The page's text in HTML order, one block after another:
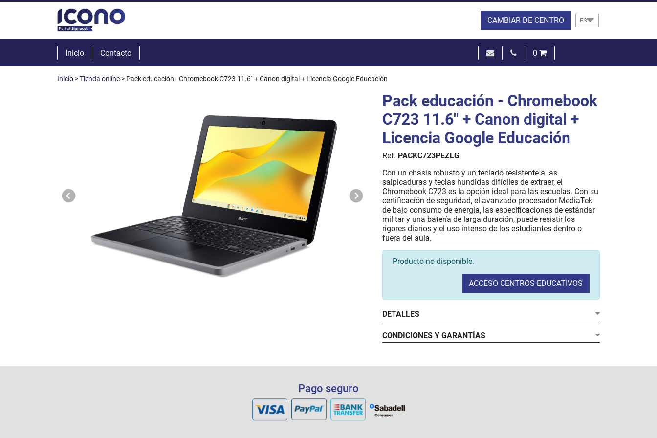
CAMBIAR DE CENTRO ES
Inicio Contacto
0
Inicio >Tienda online > Pack educación - Chromebook C723 11.6` + Canon digital + Licencia Google Educación
Pack educación - Chromebook
C723 11.6" + Canon digital +
Licencia Google Educación
Ref. PACKC723PEZLG
Con un chasis robusto y un teclado resistente a las
salpicaduras y teclas hundidas difíciles de extraer, el
Chromebook C723 es la opción ideal para las escuelas. Con su
certificación de seguridad, el avanzado procesador MediaTek
de bajo consumo de energía, las especificaciones de estándar
militar y una batería de larga duración, puede resistir los
rigores diarios y el uso intenso de los estudiantes dentro o
fuera del aula.
Producto no disponible.
ACCESO CENTROS EDUCATIVOS
DETALLES
CONDICIONES Y GARANTÍAS
Pago seguro